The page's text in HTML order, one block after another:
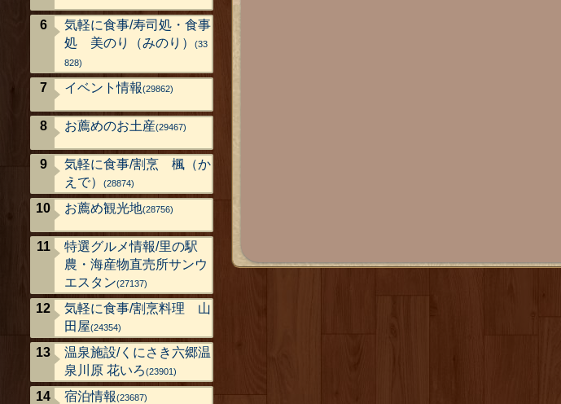
気軽に食事/寿司処・食事
処 美のり（みのり）
(33
828)
イベント情報(29862)
お薦めのお土産(29467)
気軽に食事/割烹 楓（か
えで）
(28874)
お薦め観光地(28756)
特選グルメ情報/里の駅
農・海産物直売所サンウ
エスタン(27137)
気軽に食事/割烹料理 山
田屋(24354)
温泉施設/くにさき六郷温
泉川原 花いろ(23901)
宿泊情報(23687)